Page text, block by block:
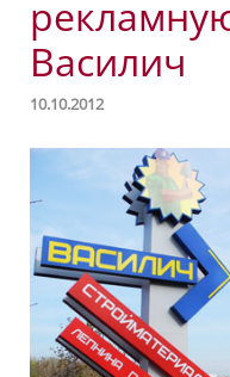
Василич
10.10.2012